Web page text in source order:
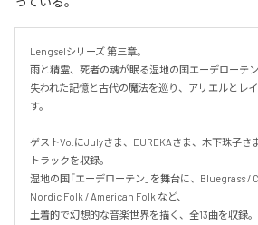
Lengselシリーズ 第三章。
雨と精霊、死者の魂が眠る湿地の国エーデローテン
失われた記憶と古代の魔法を巡り、アリエルとレ
す。
ゲストVo.にJulyさま、EUREKAさま、木下珠子さ
トラックを収録。
湿地の国「エーデローテン」を舞台に、Bluegrass
Nordic Folk / American Folk など、
土着的で幻想的な音楽世界を描く、全13曲を収録。